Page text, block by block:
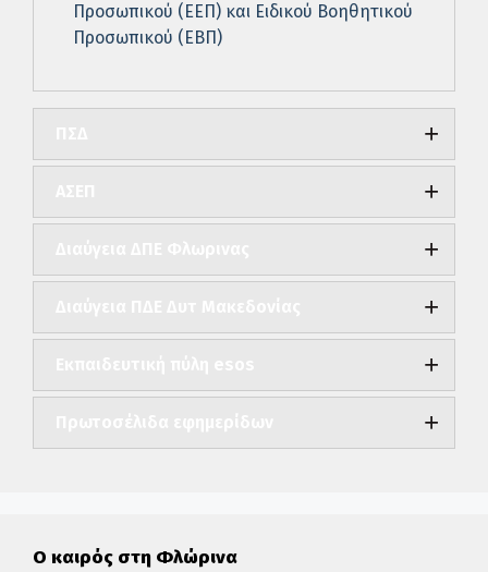
Προσωπικού (ΕΕΠ) και Ειδικού Βοηθητικού
Προσωπικού (ΕΒΠ)
Ο καιρός στη Φλώρινα